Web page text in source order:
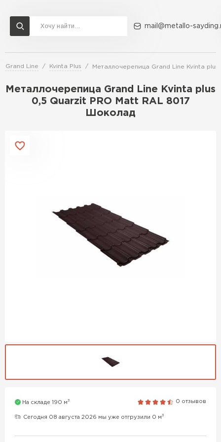
mail@metallo-
Grand Line Kvinta Plus Металлочерепица Grand Line Kvinta
Металлочерепица Grand Line Kvinta plus
0,5 Quarzit PRO Matt RAL 8017
Шоколад
На складе 190 м3 0 отзывов
Сегодня 08 августа 2026 мы уже отгрузили 0 м3
Доставка и оплата Акции О компании Контакты
Перейти в каталог